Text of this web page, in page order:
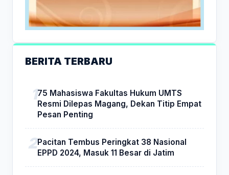
BERITA TERBARU
75 Mahasiswa Fakultas Hukum UMTS
Resmi Dilepas Magang, Dekan Titip Empat
Pesan Penting
Pacitan Tembus Peringkat 38 Nasional
EPPD 2024, Masuk 11 Besar di Jatim